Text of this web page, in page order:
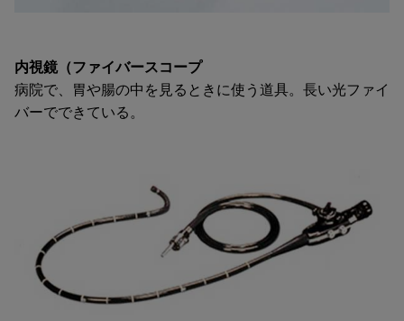
内視鏡（ファイバースコープ
病院で、胃や腸の中を見るときに使う道具。長い光ファイ
バーでできている。